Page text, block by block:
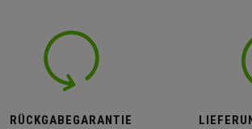
RÜCKGABEGARANTIE